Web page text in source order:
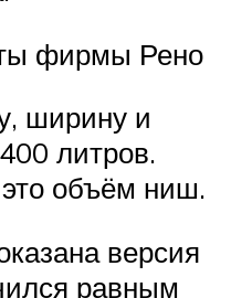
фирмы Рено
ширину и
литров.
объём ниш.
версия
равным